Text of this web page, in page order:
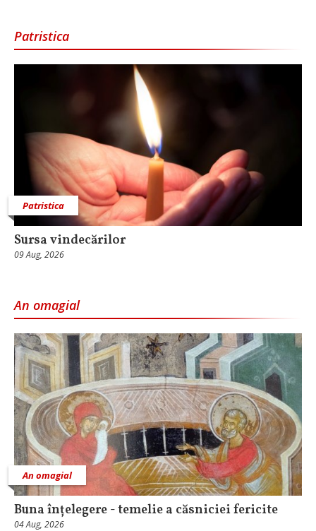
Patristica
Patristica
Sursa vindecărilor
09 Aug, 2026
An omagial
An omagial
Buna înțelegere - temelie a căsniciei fericite
04 Aug, 2026